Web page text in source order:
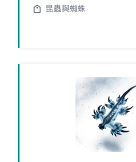
昆蟲與蜘蛛